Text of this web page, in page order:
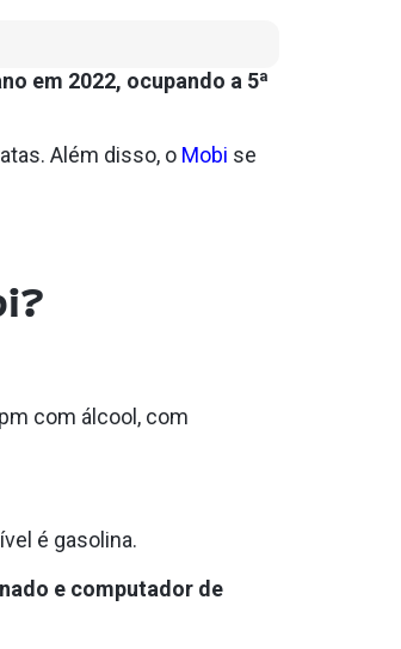
em 2022, ocupando a 5ª
Além disso, o Mobi se
com álcool, com
é gasolina.
e computador de